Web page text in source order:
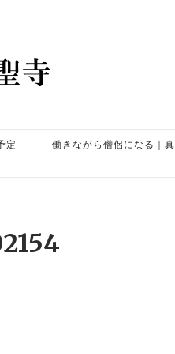
定
働きながら僧侶になる｜